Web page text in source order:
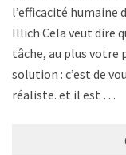
l’efficacité humaine
Illich Cela veut dire
tâche, au plus votre
solution : c’est de
réaliste. et il est …